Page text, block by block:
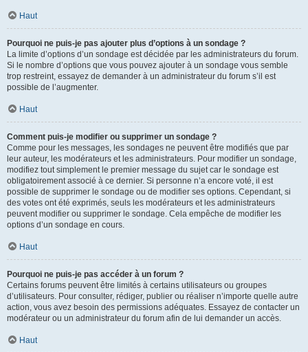
Haut
Pourquoi ne puis-je pas ajouter plus d’options à un sondage ?
La limite d’options d’un sondage est décidée par les administrateurs du forum.
Si le nombre d’options que vous pouvez ajouter à un sondage vous semble
trop restreint, essayez de demander à un administrateur du forum s’il est
possible de l’augmenter.
Haut
Comment puis-je modifier ou supprimer un sondage ?
Comme pour les messages, les sondages ne peuvent être modifiés que par
leur auteur, les modérateurs et les administrateurs. Pour modifier un sondage,
modifiez tout simplement le premier message du sujet car le sondage est
obligatoirement associé à ce dernier. Si personne n’a encore voté, il est
possible de supprimer le sondage ou de modifier ses options. Cependant, si
des votes ont été exprimés, seuls les modérateurs et les administrateurs
peuvent modifier ou supprimer le sondage. Cela empêche de modifier les
options d’un sondage en cours.
Haut
Pourquoi ne puis-je pas accéder à un forum ?
Certains forums peuvent être limités à certains utilisateurs ou groupes
d’utilisateurs. Pour consulter, rédiger, publier ou réaliser n’importe quelle autre
action, vous avez besoin des permissions adéquates. Essayez de contacter un
modérateur ou un administrateur du forum afin de lui demander un accès.
Haut